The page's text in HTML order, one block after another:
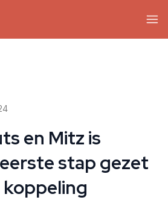
en Mitz is
stap gezet
koppeling